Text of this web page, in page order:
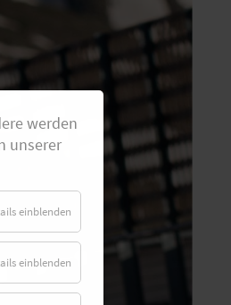
werden
unserer
einblenden
einblenden